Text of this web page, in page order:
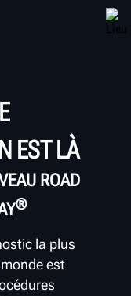
EST LÀ
ROAD
®
la plus
est